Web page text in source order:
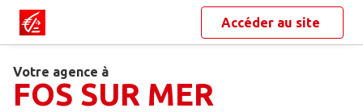
Accéder au site
Votre agence à
FOS SUR MER